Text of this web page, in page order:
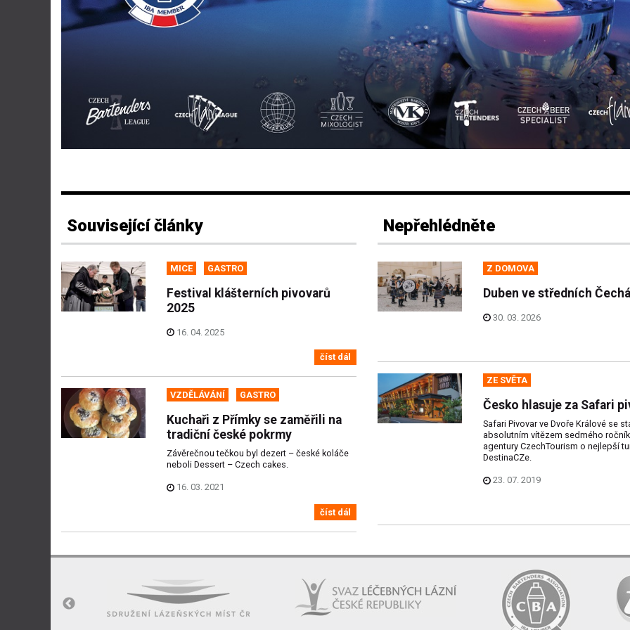
Související články
MICE GASTRO
Festival klášterních pivovarů
2025
16. 04. 2025
číst dál
VZDĚLÁVÁNÍ GASTRO
Kuchaři z Přímky se zaměřili na
tradiční české pokrmy
Závěrečnou tečkou byl dezert – české koláče
neboli Dessert – Czech cakes.
16. 03. 2021
číst dál
Nepřehlédněte
Z DOMOVA
Duben ve středních
30. 03. 2026
ZE SVĚTA
Česko hlasuje za Safari
Safari Pivovar ve Dvoře Králové se
absolutním vítězem sedmého
agentury CzechTourism o nejlepší
DestinaCZe.
23. 07. 2019